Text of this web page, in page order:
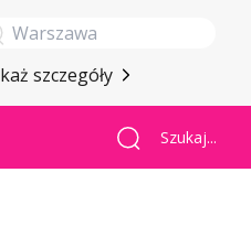
szczegóły
Szukaj...